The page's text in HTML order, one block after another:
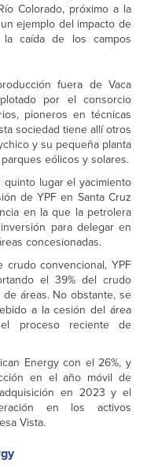
Colorado, próximo a la
ejemplo del impacto de
caída de los campos
fuera de Vaca
por el consorcio
pioneros en técnicas
sociedad tiene allí otros
y su pequeña planta
eólicos y solares.
lugar el yacimiento
de YPF en Santa Cruz
en la que la petrolera
para delegar en
concesionadas.
convencional, YPF
el 39% del crudo
áreas. No obstante, se
a la cesión del área
proceso reciente de
Energy con el 26%, y
en el año móvil de
en 2023 y el
en los activos
Vista.